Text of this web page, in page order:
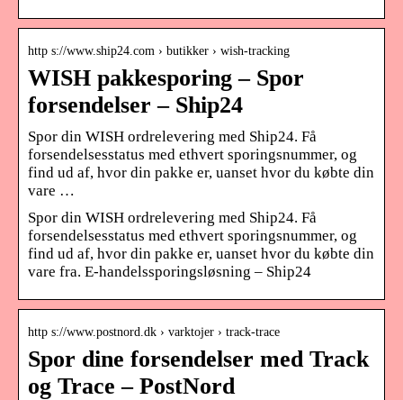
http s://www.ship24.com › butikker › wish-tracking
WISH pakkesporing – Spor
forsendelser – Ship24
Spor din WISH ordrelevering med Ship24. Få
forsendelsesstatus med ethvert sporingsnummer, og
find ud af, hvor din pakke er, uanset hvor du købte din
vare …
Spor din WISH ordrelevering med Ship24. Få
forsendelsesstatus med ethvert sporingsnummer, og
find ud af, hvor din pakke er, uanset hvor du købte din
vare fra. E-handelssporingsløsning – Ship24
http s://www.postnord.dk › varktojer › track-trace
Spor dine forsendelser med Track
og Trace – PostNord